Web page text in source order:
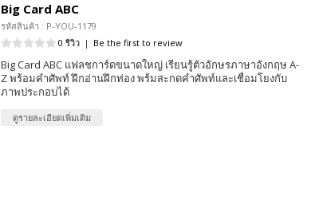
Big Card ABC
รหัสสินค้า : P-YOU-1179
0 รีวิว | Be the first to review
Big Card ABC แฟลชการ์ดขนาดใหญ่ เรียนรู้ตัวอักษรภาษาอังกฤษ A-
Z พร้อมคำศัพท์ ฝึกอ่านฝึกท่อง พร้มสะกดคำศัพท์และเชื่อมโยงกับ
ภาพประกอบได้
ดูรายละเอียดเพิ่มเติม